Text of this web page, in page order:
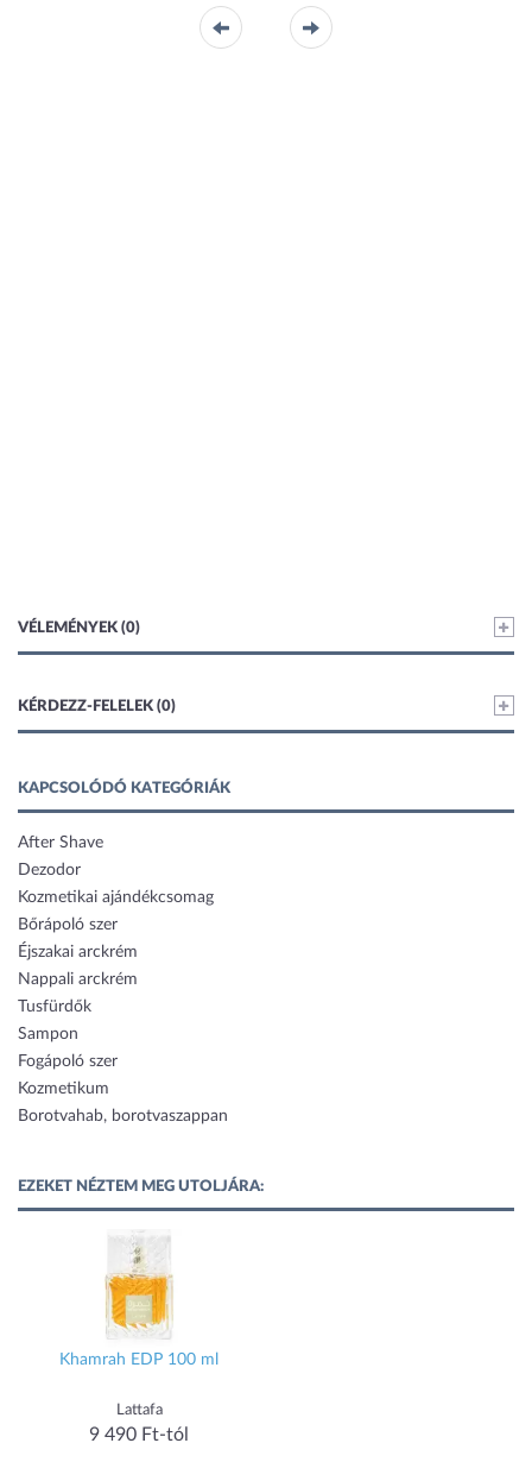
VÉLEMÉNYEK (0)
KÉRDEZZ-FELELEK (0)
KAPCSOLÓDÓ KATEGÓRIÁK
After Shave
Dezodor
Kozmetikai ajándékcsomag
Bőrápoló szer
Éjszakai arckrém
Nappali arckrém
Tusfürdők
Sampon
Fogápoló szer
Kozmetikum
Borotvahab, borotvaszappan
EZEKET NÉZTEM MEG UTOLJÁRA:
Khamrah EDP 100 ml
Lattafa
9 490 Ft-tól